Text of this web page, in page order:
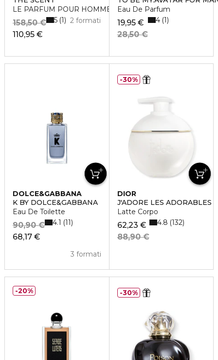
LE PARFUM POUR HOMME
110,95 €
158,50 € 2 formati
5 1
Eau De Parfum
19,95 €
28,50 €
4 1
DOLCE&GABBANA
K BY DOLCE&GABBANA
Eau De Toilette
68,17 €
90,90 €
3 formati
4.1 11
DIOR
J'ADORE LES ADORABLES
Latte Corpo
62,23 €
88,90 €
4.8 132
30%
20% 30%